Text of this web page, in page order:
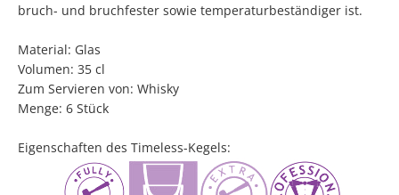
bruch- und bruchfester sowie temperaturbeständiger ist.
Material: Glas
Volumen: 35 cl
Zum Servieren von: Whisky
Menge: 6 Stück
Eigenschaften des Timeless-Kegels: